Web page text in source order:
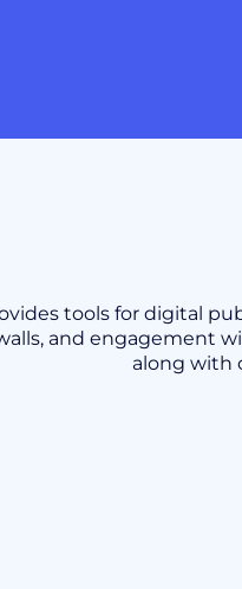
tools for digital
and engagement
along with